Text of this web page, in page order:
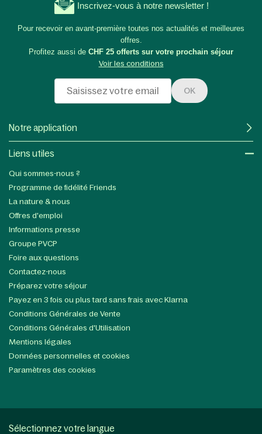
Inscrivez-vous à notre newsletter !
Pour recevoir en avant-première toutes nos actualités et meilleures
offres.
Profitez aussi de CHF 25 offerts sur votre prochain séjour
Voir les conditions
OK
Notre application
Liens utiles​
Qui sommes-nous ?
Programme de fidélité Friends
La nature & nous
Offres d'emploi
Informations presse
Groupe PVCP
Foire aux questions
Contactez-nous
Préparez votre séjour
Payez en 3 fois ou plus tard sans frais avec Klarna
Conditions Générales de Vente
Conditions Générales d'Utilisation
Mentions légales
Données personnelles et cookies
Paramètres des cookies
Sélectionnez votre langue